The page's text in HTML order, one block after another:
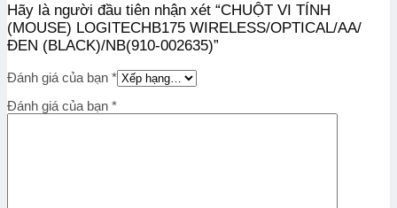
Hãy là người đầu tiên nhận xét “CHUỘT VI TÍNH
(MOUSE) LOGITECHB175 WIRELESS/OPTICAL/AA/
ĐEN (BLACK)/NB(910-002635)”
Đánh giá của bạn *
Đánh giá của bạn *